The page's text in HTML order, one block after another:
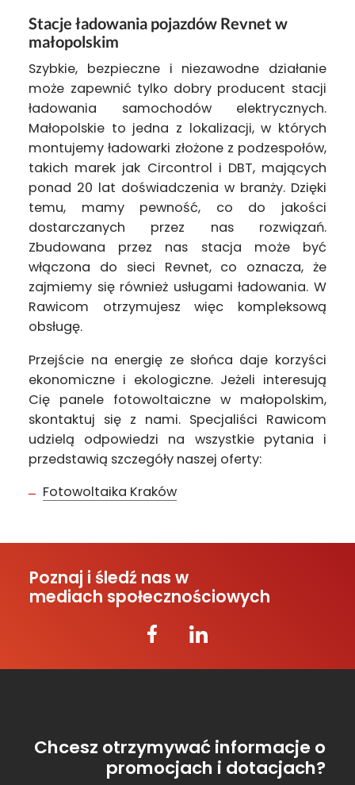
Stacje ładowania pojazdów Revnet w
małopolskim
Szybkie, bezpieczne i niezawodne działanie
może zapewnić tylko dobry producent stacji
ładowania samochodów elektrycznych.
Małopolskie to jedna z lokalizacji, w których
montujemy ładowarki złożone z podzespołów,
takich marek jak Circontrol i DBT, mających
ponad 20 lat doświadczenia w branży. Dzięki
temu, mamy pewność, co do jakości
dostarczanych przez nas rozwiązań.
Zbudowana przez nas stacja może być
włączona do sieci Revnet, co oznacza, że
zajmiemy się również usługami ładowania. W
Rawicom otrzymujesz więc kompleksową
obsługę.
Przejście na energię ze słońca daje korzyści
ekonomiczne i ekologiczne. Jeżeli interesują
Cię panele fotowoltaiczne w małopolskim,
skontaktuj się z nami. Specjaliści Rawicom
udzielą odpowiedzi na wszystkie pytania i
przedstawią szczegóły naszej oferty:
Fotowoltaika Kraków
Poznaj i śledź nas w
mediach społecznościowych
Chcesz otrzymywać informacje o
promocjach i dotacjach?